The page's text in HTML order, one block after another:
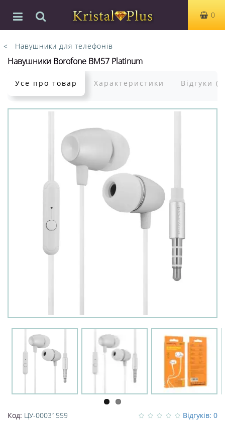
0
Навушники для телефонів
Навушники Borofone BM57 Platinum
Усе про товар Характеристики Відгуки
Відгуків: 0
Код: ЦУ-00031559